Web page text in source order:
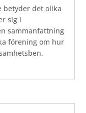
betyder det olika
sig i
sammanfattning
förening om hur